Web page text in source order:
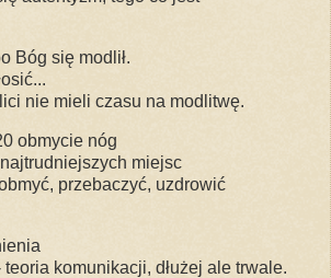
Bóg się modlił.
nie mieli czasu na modlitwę.
obmycie nóg
miejsc
przebaczyć, uzdrowić
komunikacji, dłużej ale trwale.